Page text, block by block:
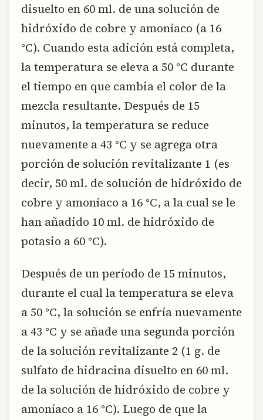
disuelto en 60 ml. de una solución de
hidróxido de cobre y amoníaco (a 16
°C). Cuando esta adición está completa,
la temperatura se eleva a 50 °C durante
el tiempo en que cambia el color de la
mezcla resultante. Después de 15
minutos, la temperatura se reduce
nuevamente a 43 °C y se agrega otra
porción de solución revitalizante 1 (es
decir, 50 ml. de solución de hidróxido de
cobre y amoníaco a 16 °C, a la cual se le
han añadido 10 ml. de hidróxido de
potasio a 60 °C).
Después de un período de 15 minutos,
durante el cual la temperatura se eleva
a 50 °C, la solución se enfría nuevamente
a 43 °C y se añade una segunda porción
de la solución revitalizante 2 (1 g. de
sulfato de hidracina disuelto en 60 ml.
de la solución de hidróxido de cobre y
amoníaco a 16 °C). Luego de que la